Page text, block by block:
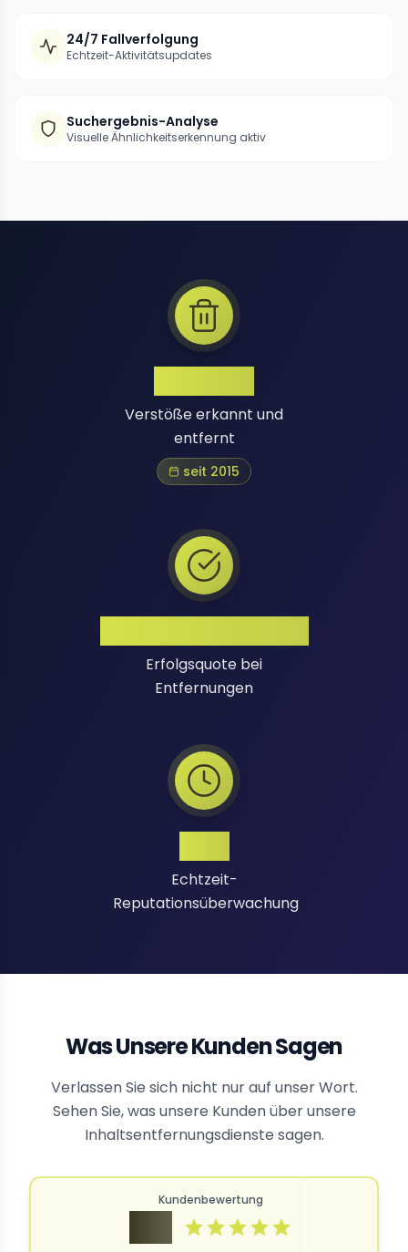
24/7 Fallverfolgung
Echtzeit-Aktivitätsupdates
Suchergebnis-Analyse
Visuelle Ähnlichkeitserkennung aktiv
Verstöße erkannt und
entfernt
seit 2015
Erfolgsquote bei
Entfernungen
Echtzeit-
Reputationsüberwachung
Was Unsere Kunden Sagen
Verlassen Sie sich nicht nur auf unser Wort.
Sehen Sie, was unsere Kunden über unsere
Inhaltsentfernungsdienste sagen.
Kundenbewertung